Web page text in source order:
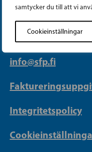
samtycker du till att vi
Cookieinställningar
PB 430, 00101
info@sfp.fi
Integritetspolicy